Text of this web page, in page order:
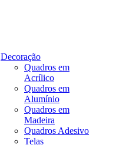
Decoração
Quadros em
Acrílico
Quadros em
Alumínio
Quadros em
Madeira
Quadros Adesivo
Telas